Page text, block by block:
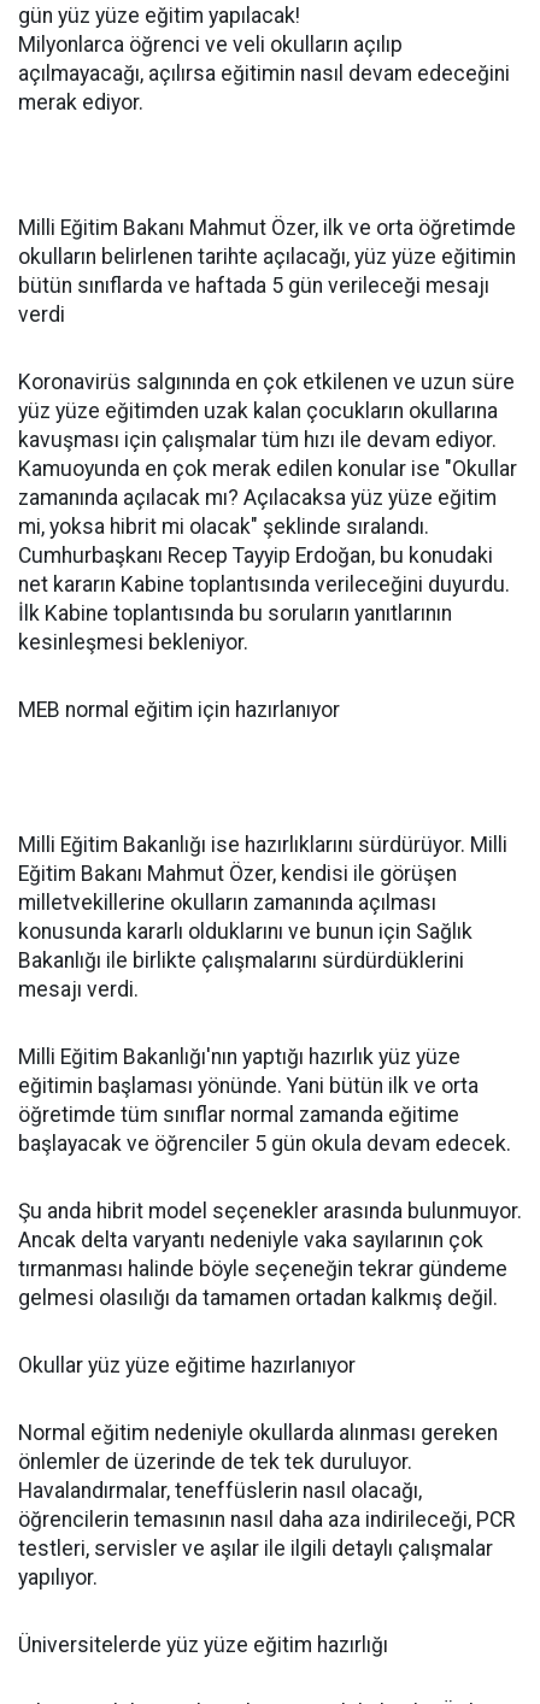
gün yüz yüze eğitim yapılacak!
Milyonlarca öğrenci ve veli okulların açılıp
açılmayacağı, açılırsa eğitimin nasıl devam edeceğini
merak ediyor.
Milli Eğitim Bakanı Mahmut Özer, ilk ve orta öğretimde
okulların belirlenen tarihte açılacağı, yüz yüze eğitimin
bütün sınıflarda ve haftada 5 gün verileceği mesajı
verdi
Koronavirüs salgınında en çok etkilenen ve uzun süre
yüz yüze eğitimden uzak kalan çocukların okullarına
kavuşması için çalışmalar tüm hızı ile devam ediyor.
Kamuoyunda en çok merak edilen konular ise "Okullar
zamanında açılacak mı? Açılacaksa yüz yüze eğitim
mi, yoksa hibrit mi olacak" şeklinde sıralandı.
Cumhurbaşkanı Recep Tayyip Erdoğan, bu konudaki
net kararın Kabine toplantısında verileceğini duyurdu.
İlk Kabine toplantısında bu soruların yanıtlarının
kesinleşmesi bekleniyor.
MEB normal eğitim için hazırlanıyor
Milli Eğitim Bakanlığı ise hazırlıklarını sürdürüyor. Milli
Eğitim Bakanı Mahmut Özer, kendisi ile görüşen
milletvekillerine okulların zamanında açılması
konusunda kararlı olduklarını ve bunun için Sağlık
Bakanlığı ile birlikte çalışmalarını sürdürdüklerini
mesajı verdi.
Milli Eğitim Bakanlığı'nın yaptığı hazırlık yüz yüze
eğitimin başlaması yönünde. Yani bütün ilk ve orta
öğretimde tüm sınıflar normal zamanda eğitime
başlayacak ve öğrenciler 5 gün okula devam edecek.
Şu anda hibrit model seçenekler arasında bulunmuyor.
Ancak delta varyantı nedeniyle vaka sayılarının çok
tırmanması halinde böyle seçeneğin tekrar gündeme
gelmesi olasılığı da tamamen ortadan kalkmış değil.
Okullar yüz yüze eğitime hazırlanıyor
Normal eğitim nedeniyle okullarda alınması gereken
önlemler de üzerinde de tek tek duruluyor.
Havalandırmalar, teneffüslerin nasıl olacağı,
öğrencilerin temasının nasıl daha aza indirileceği, PCR
testleri, servisler ve aşılar ile ilgili detaylı çalışmalar
yapılıyor.
Üniversitelerde yüz yüze eğitim hazırlığı